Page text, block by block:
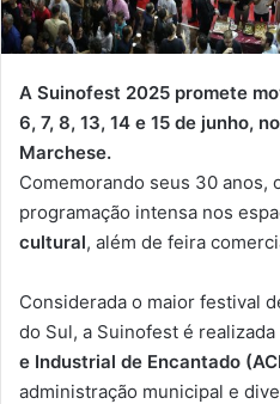
A Suinofest 2025 promete
6, 7, 8, 13, 14 e 15 de junho,
Marchese.
Comemorando seus 30 anos,
programação intensa nos
cultural, além de feira
Considerada o maior festival
do Sul, a Suinofest é realizada
e Industrial de Encantado
administração municipal e